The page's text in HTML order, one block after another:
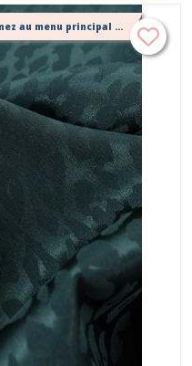
Cet article n'est plus proposé, retournez au menu principal ou contactez moi!